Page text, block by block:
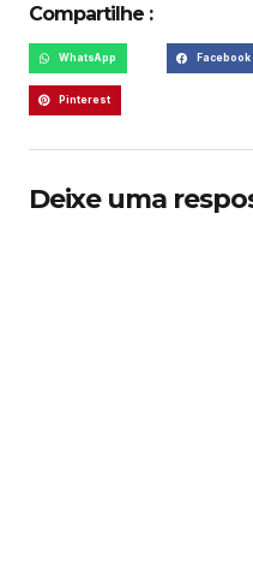
Compartilhe :
WhatsApp Facebook
Pinterest
Deixe uma